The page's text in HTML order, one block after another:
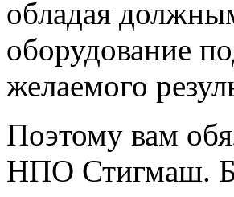
обладая
оборудование
желаемого
Поэтому вам
НПО Стигмаш.